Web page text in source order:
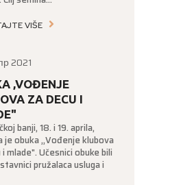
VIŠE
2021
,VOĐENJE
ZA DECU I
banji, 18. i 19. aprila,
je obuka ,,Vođenje klubova
i mlade". Učesnici obuke bili
pružalaca usluga i